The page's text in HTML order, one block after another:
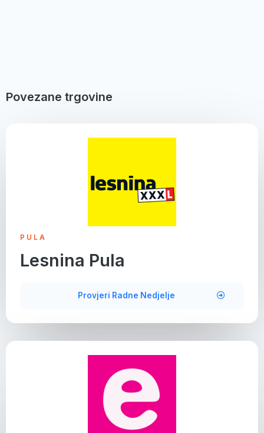
Povezane trgovine
PULA
Lesnina Pula
Provjeri Radne Nedjelje